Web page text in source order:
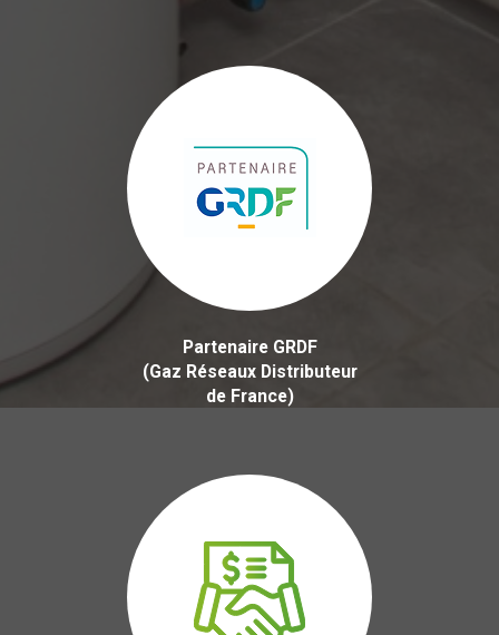
Partenaire GRDF
(Gaz Réseaux Distributeur
de France)